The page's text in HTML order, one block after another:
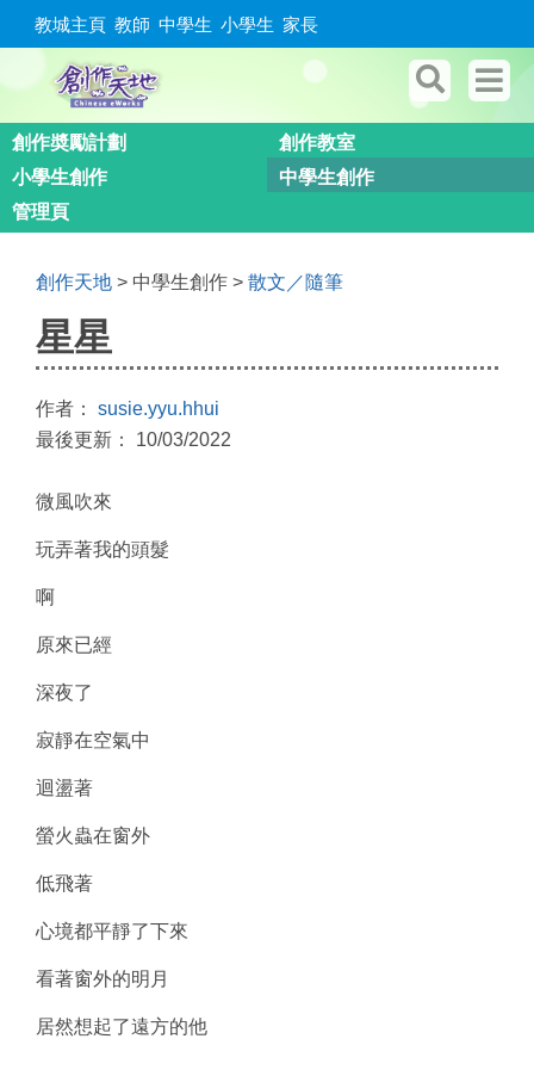
教城主頁 教師 中學生 小學生 家長
創作奬勵計劃
創作教室
小學生創作
中學生創作
管理頁
創作天地 > 中學生創作 > 散文／隨筆
星星
作者： susie.yyu.hhui
最後更新： 10/03/2022
微風吹來
玩弄著我的頭髮
啊
原來已經
深夜了
寂靜在空氣中
迴盪著
螢火蟲在窗外
低飛著
心境都平靜了下來
看著窗外的明月
居然想起了遠方的他